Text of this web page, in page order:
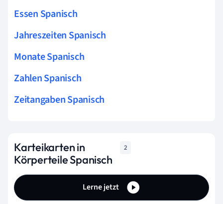
Essen Spanisch
Jahreszeiten Spanisch
Monate Spanisch
Zahlen Spanisch
Zeitangaben Spanisch
Karteikarten in
Körperteile Spanisch
2
Lerne jetzt